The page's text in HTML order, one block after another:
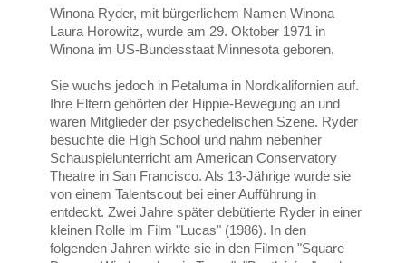
Winona Ryder, mit bürgerlichem Namen Winona
Laura Horowitz, wurde am 29. Oktober 1971 in
Winona im US-Bundesstaat Minnesota geboren.
Sie wuchs jedoch in Petaluma in Nordkalifornien auf.
Ihre Eltern gehörten der Hippie-Bewegung an und
waren Mitglieder der psychedelischen Szene. Ryder
besuchte die High School und nahm nebenher
Schauspielunterricht am American Conservatory
Theatre in San Francisco. Als 13-Jährige wurde sie
von einem Talentscout bei einer Aufführung in
entdeckt. Zwei Jahre später debütierte Ryder in einer
kleinen Rolle im Film "Lucas" (1986). In den
folgenden Jahren wirkte sie in den Filmen "Square